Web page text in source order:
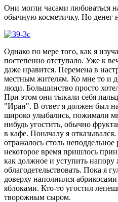
Они могли часами любоваться
обычную косметичку. Но денег
Однако по мере того, как я
постепенно отступало. Уже к
даже нравится. Перемена в
местным жителям. Ко мне то и
люди. Большинство просто
При этом они тыкали себя
"Иран". В ответ я должен был
широко улыбались, пожимали
нибудь угостить, обычно
в кафе. Поначалу я
отражалось столь неподдельное
некоторое время пришлось
как должное и уступить
облагодетельствовать. Пока я
доверху наполнился
яблоками. Кто-то угостил
творожным сыром.